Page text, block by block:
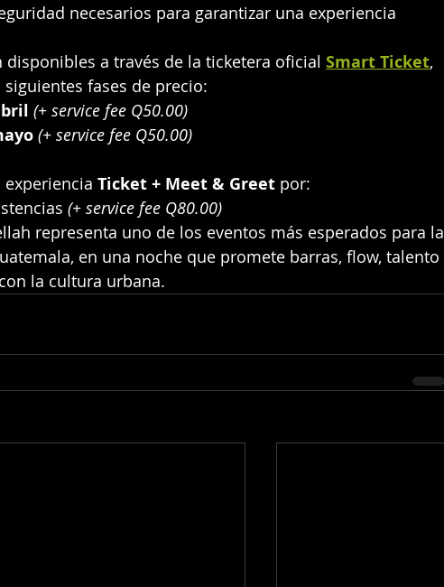
necesarios para garantizar una experiencia
disponibles a través de la ticketera oficial Smart Ticket,
fases de precio:
(+ service fee Q50.00)
(+ service fee Q50.00)
Ticket + Meet & Greet por:
(+ service fee Q80.00)
representa uno de los eventos más esperados para la
en una noche que promete barras, flow, talento
la cultura urbana.